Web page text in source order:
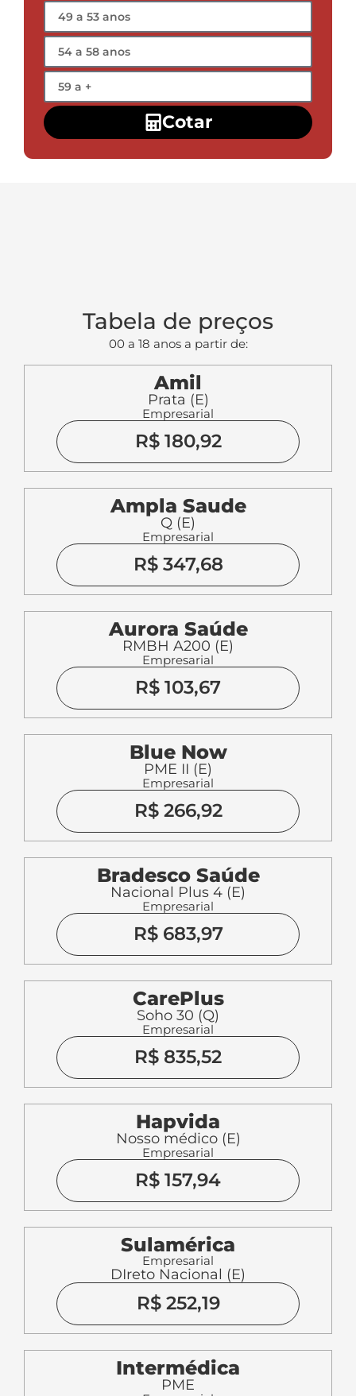
Cotar
Tabela de preços
00 a 18 anos a partir de:
Amil
Prata (E)
Empresarial
R$ 180,92
Ampla Saude
Q (E)
Empresarial
R$ 347,68
Aurora Saúde
RMBH A200 (E)
Empresarial
R$ 103,67
Blue Now
PME II (E)
Empresarial
R$ 266,92
Bradesco Saúde
Nacional Plus 4 (E)
Empresarial
R$ 683,97
CarePlus
Soho 30 (Q)
Empresarial
R$ 835,52
Hapvida
Nosso médico (E)
Empresarial
R$ 157,94
Sulamérica
Empresarial
DIreto Nacional (E)
R$ 252,19
Intermédica
PME